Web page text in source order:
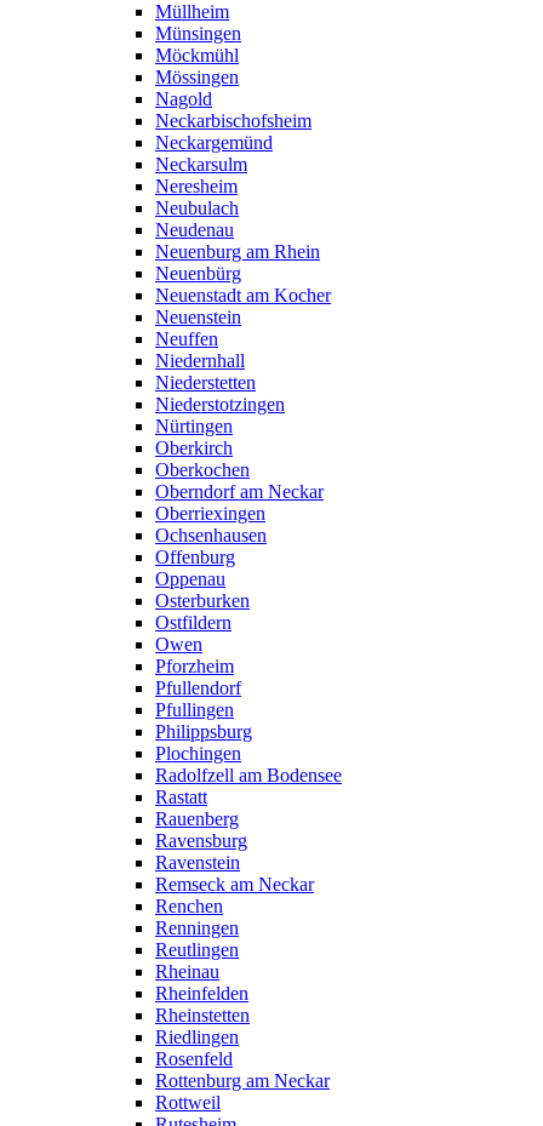
Müllheim
Münsingen
Möckmühl
Mössingen
Nagold
Neckarbischofsheim
Neckargemünd
Neckarsulm
Neresheim
Neubulach
Neudenau
Neuenburg am Rhein
Neuenbürg
Neuenstadt am Kocher
Neuenstein
Neuffen
Niedernhall
Niederstetten
Niederstotzingen
Nürtingen
Oberkirch
Oberkochen
Oberndorf am Neckar
Oberriexingen
Ochsenhausen
Offenburg
Oppenau
Osterburken
Ostfildern
Owen
Pforzheim
Pfullendorf
Pfullingen
Philippsburg
Plochingen
Radolfzell am Bodensee
Rastatt
Rauenberg
Ravensburg
Ravenstein
Remseck am Neckar
Renchen
Renningen
Reutlingen
Rheinau
Rheinfelden
Rheinstetten
Riedlingen
Rosenfeld
Rottenburg am Neckar
Rottweil